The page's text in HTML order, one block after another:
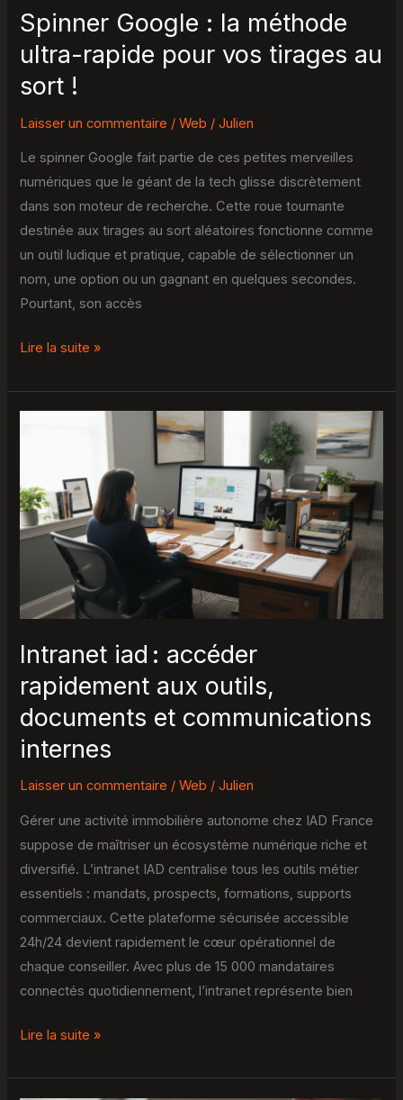
Spinner Google : la méthode
ultra-rapide pour vos tirages au
sort !
Laisser un commentaire /Web /Julien
Le spinner Google fait partie de ces petites merveilles
numériques que le géant de la tech glisse discrètement
dans son moteur de recherche. Cette roue tournante
destinée aux tirages au sort aléatoires fonctionne comme
un outil ludique et pratique, capable de sélectionner un
nom, une option ou un gagnant en quelques secondes.
Pourtant, son accès
tirages
au
sort
!
Lire la suite »
Intranet iad : accéder
rapidement aux outils,
documents et communications
internes
Laisser un commentaire /Web /Julien
Gérer une activité immobilière autonome chez IAD France
suppose de maîtriser un écosystème numérique riche et
diversifié. L’intranet IAD centralise tous les outils métier
essentiels : mandats, prospects, formations, supports
commerciaux. Cette plateforme sécurisée accessible
24h/24 devient rapidement le cœur opérationnel de
chaque conseiller. Avec plus de 15 000 mandataires
connectés quotidiennement, l’intranet représente bien
rapidement
aux
outils,
documents
communications
Lire la suite »